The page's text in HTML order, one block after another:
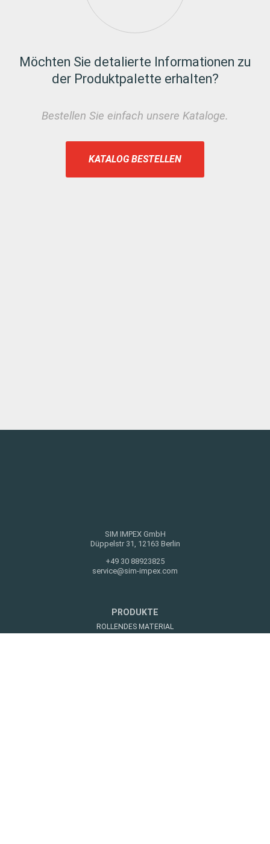
Möchten Sie detalierte Informationen zu
der Produktpalette erhalten?
Bestellen Sie einfach unsere Kataloge.
KATALOG BESTELLEN
SIM IMPEX GmbH
Düppelstr 31, 12163 Berlin
+49 30 88923825
service@sim-impex.com
PRODUKTE
ROLLENDES MATERIAL